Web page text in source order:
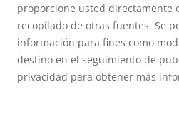
proporcione usted directamente
recopilado de otras fuentes. Se
información para fines como
destino en el seguimiento de
privacidad para obtener más